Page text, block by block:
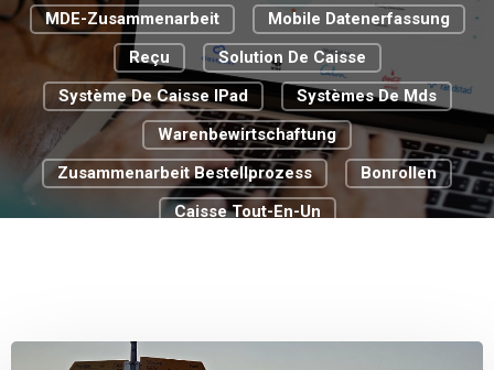
MDE-Zusammenarbeit
Mobile Datenerfassung
Reçu
Solution De Caisse
Système De Caisse IPad
Systèmes De Mds
Warenbewirtschaftung
Zusammenarbeit Bestellprozess
Bonrollen
Caisse Tout-En-Un
Passer À La Caisse Pour La Gastronomie